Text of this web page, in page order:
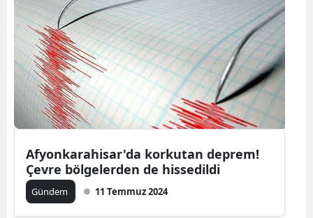
Afyonkarahisar'da korkutan deprem!
Çevre bölgelerden de hissedildi
Gündem 11 Temmuz 2024